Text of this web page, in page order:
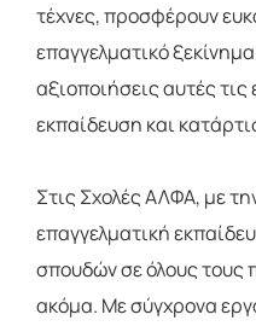
τέχνες, προσφέρουν
επαγγελματικό
αξιοποιήσεις αυτές
εκπαίδευση και
Στις Σχολές ΑΛΦΑ, με
επαγγελματική
σπουδών σε όλους τους
ακόμα. Με σύγχρονα